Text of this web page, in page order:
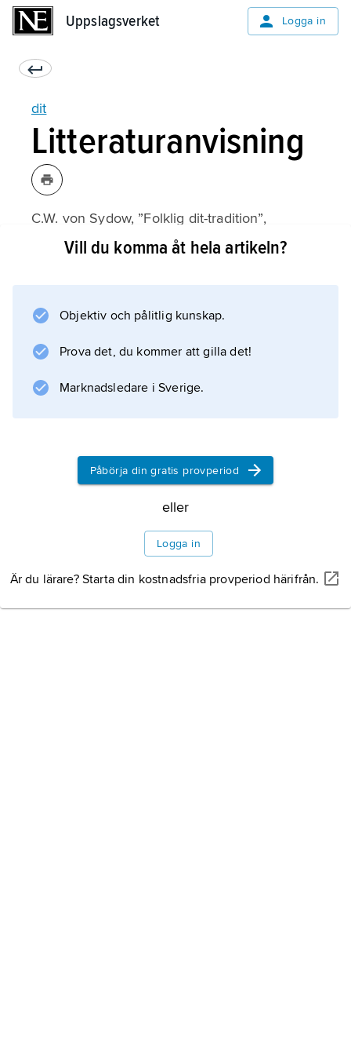
Uppslagsverket Logga in
dit
Litteraturanvisning
C.W. von Sydow, ”Folklig dit-tradition”,
Folkminnen och folktankar
Vill du komma åt hela artikeln?
Objektiv och pålitlig kunskap.
Prova det, du kommer att gilla det!
Marknadsledare i Sverige.
Påbörja din gratis provperiod
eller
Logga in
Är du lärare? Starta din kostnadsfria provperiod härifrån.